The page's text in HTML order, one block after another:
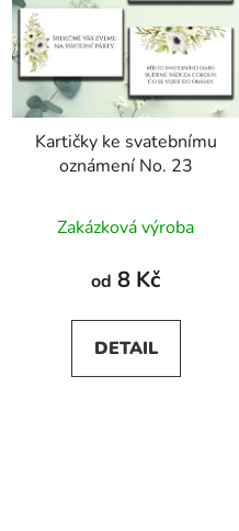
Kartičky ke svatebnímu
oznámení No. 23
Zakázková výroba
od 8 Kč
DETAIL